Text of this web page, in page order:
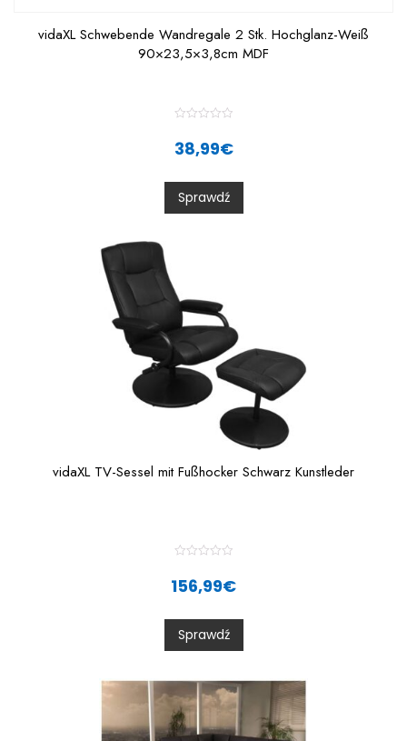
vidaXL Schwebende Wandregale 2 Stk. Hochglanz-Weiß
90×23,5×3,8cm MDF
a
t
0
o
u
t
38,99€
Sprawdź
vidaXL TV-Sessel mit Fußhocker Schwarz Kunstleder
0
o
u
t
156,99€
Sprawdź